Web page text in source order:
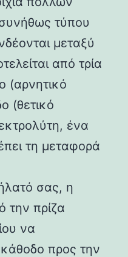
τύπου
μεταξύ
από τρία
(αρνητικό
(θετικό
ένα
τη μεταφορά
σας, η
την πρίζα
να
προς την